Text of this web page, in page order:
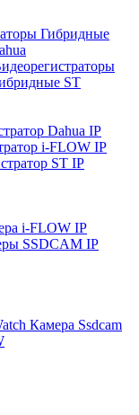
Гибридные
ST
Dahua IP
i-FLOW IP
ST IP
i-FLOW IP
SSDCAM IP
Камера Ssdcam